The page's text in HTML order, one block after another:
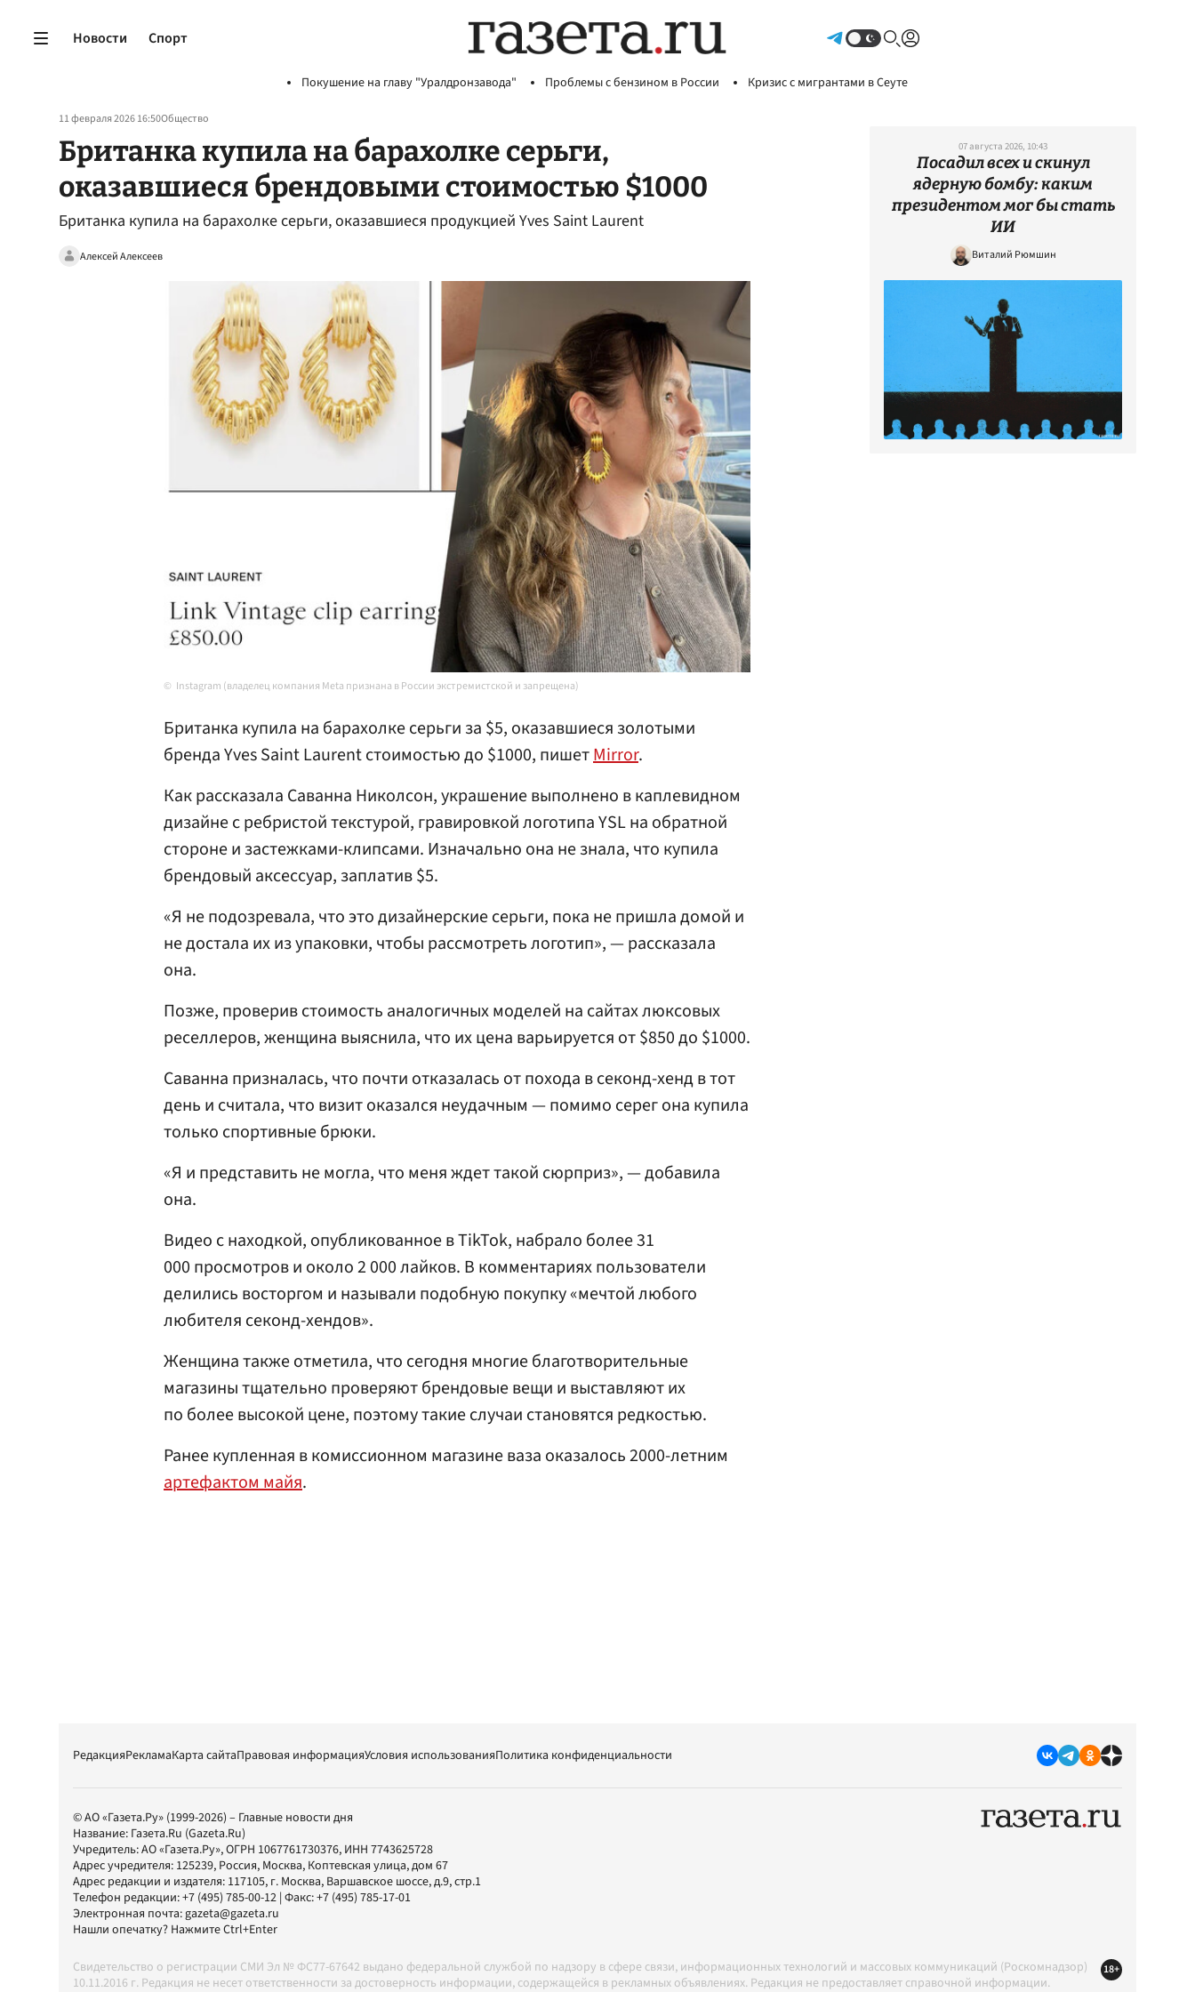
Новости Спорт
Покушение на главу "Уралдронзавода" Проблемы с бензином в России Кризис с мигрантами в Сеуте
11 февраля 2026 16:50Общество
Британка купила на барахолке серьги,
оказавшиеся брендовыми стоимостью $1000
Британка купила на барахолке серьги, оказавшиеся продукцией Yves Saint Laurent
Алексей Алексеев
Instagram (владелец компания Meta признана в России экстремистской и запрещена)
Британка купила на барахолке серьги за $5, оказавшиеся золотыми
бренда Yves Saint Laurent стоимостью до $1000, пишетMirror.
Как рассказала Саванна Николсон, украшение выполнено в каплевидном
дизайне с ребристой текстурой, гравировкой логотипа YSL на обратной
стороне и застежками-клипсами. Изначально она не знала, что купила
брендовый аксессуар, заплатив $5.
«Я не подозревала, что это дизайнерские серьги, пока не пришла домой и
не достала их из упаковки, чтобы рассмотреть логотип», — рассказала
она.
Позже, проверив стоимость аналогичных моделей на сайтах люксовых
реселлеров, женщина выяснила, что их цена варьируется от $850 до $1000.
Саванна призналась, что почти отказалась от похода в секонд-хенд в тот
день и считала, что визит оказался неудачным — помимо серег она купила
только спортивные брюки.
«Я и представить не могла, что меня ждет такой сюрприз», — добавила
она.
Видео с находкой, опубликованное в TikTok, набрало более 31
000 просмотров и около 2 000 лайков. В комментариях пользователи
делились восторгом и называли подобную покупку «мечтой любого
любителя секонд-хендов».
Женщина также отметила, что сегодня многие благотворительные
магазины тщательно проверяют брендовые вещи и выставляют их
по более высокой цене, поэтому такие случаи становятся редкостью.
Ранее купленная в комиссионном магазине ваза оказалось 2000-летним
артефактом майя.
07 августа 2026, 10:43
Посадил всех и скинул
ядерную бомбу: каким
президентом мог бы стать
ИИ
Виталий Рюмшин
РедакцияРекламаКарта сайтаПравовая информацияУсловия использованияПолитика конфиденциальности
© АО «Газета.Ру» (1999-2026) – Главные новости дня
Название: Газета.Ru (Gazeta.Ru)
Учредитель:АО «Газета.Ру», ОГРН 1067761730376, ИНН 7743625728
Адрес учредителя: 125239, Россия, Москва, Коптевская улица, дом 67
Адрес редакции и издателя: 117105, г. Москва, Варшавское шоссе, д.9, стр.1
Телефон редакции:+7 (495) 785-00-12 | Факс:+7 (495) 785-17-01
Электронная почта:gazeta@gazeta.ru
Нашли опечатку? Нажмите Ctrl+Enter
Свидетельство о регистрации СМИ Эл № ФС77-67642 выдано федеральной службой по надзору в сфере связи, информационных технологий и массовых коммуникаций (Роскомнадзор)
10.11.2016 г. Редакция не несет ответственности за достоверность информации, содержащейся в рекламных объявлениях. Редакция не предоставляет справочной информации.
18+